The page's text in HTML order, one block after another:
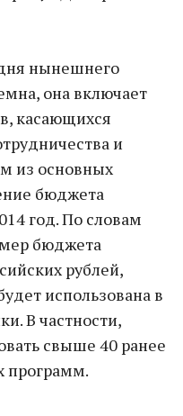
нынешнего
она включает
касающихся
и
из основных
бюджета
год. По словам
бюджета
рублей,
использована в
В частности,
свыше 40 ранее
программ.